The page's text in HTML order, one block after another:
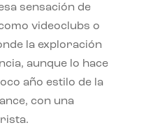
sensación de
videoclubs o
la exploración
aunque lo hace
año estilo de la
con una